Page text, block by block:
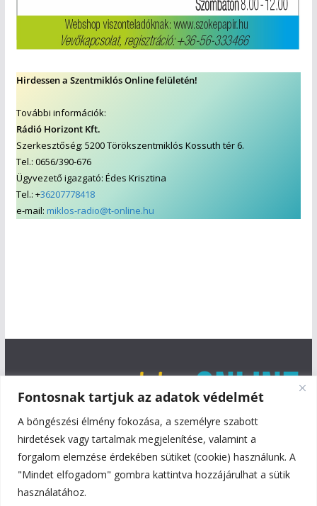
Fontosnak tartjuk az adatok védelmét
A böngészési élmény fokozása, a személyre szabott
hirdetések vagy tartalmak megjelenítése, valamint a
forgalom elemzése érdekében sütiket (cookie) használunk. A
"Mindet elfogadom" gombra kattintva hozzájárulhat a sütik
használatához.
Hirdessen a Szentmiklós Online felületén!
További információk:
Rádió Horizont Kft.
Szerkesztőség: 5200 Törökszentmiklós Kossuth tér 6.
Tel.: 0656/390-676
Ügyvezető igazgató: Édes Krisztina
Tel.: +36207778418
e-mail: miklos-radio@t-online.hu